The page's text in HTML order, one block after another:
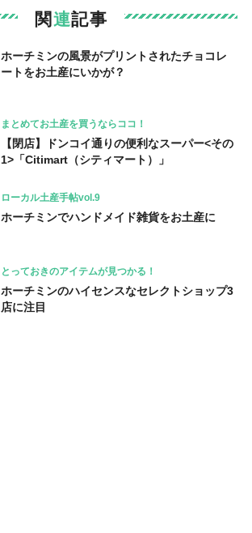
関連記事
ホーチミンの風景がプリントされたチョコレ
ートをお土産にいかが？
まとめてお土産を買うならココ！
【閉店】ドンコイ通りの便利なスーパー<その
1>「Citimart（シティマート）」
ローカル土産手帖vol.9
ホーチミンでハンドメイド雑貨をお土産に
とっておきのアイテムが見つかる！
ホーチミンのハイセンスなセレクトショップ3
店に注目